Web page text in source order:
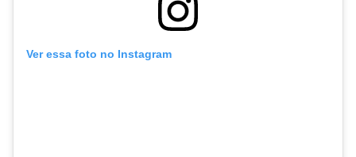
Ver essa foto no Instagram